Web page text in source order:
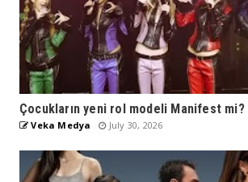
Çocukların yeni rol modeli Manifest mi?
Veka Medya July 30, 2026